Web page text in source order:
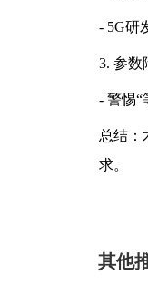
- 5G研
3. 参数
- 警惕“
总结：
求。
其他